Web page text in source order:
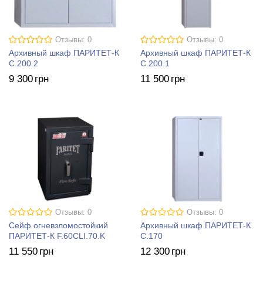
Отзывы: 0
Архивный шкаф ПАРИТЕТ-К
C.200.2
9 300 грн
Отзывы: 0
Архивный шкаф ПАРИТЕТ-К
C.200.1
11 500 грн
Отзывы: 0
Сейф огневзломостойкий
ПАРИТЕТ-К F.60CLI.70.K
11 550 грн
Отзывы: 0
Архивный шкаф ПАРИТЕТ-К
C.170
12 300 грн